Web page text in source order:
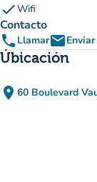
checkWifi
Contacto
phone Llamaremail
Úbicación
place 60 Boulevard